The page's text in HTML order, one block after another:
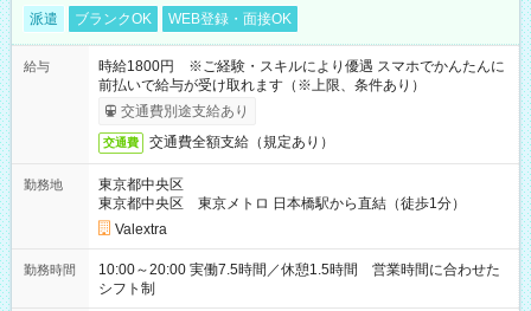
派遣 ブランクOK WEB登録・面接OK
給与
時給1800円 ※ご経験・スキルにより優遇 スマホでかんたんに
前払いで給与が受け取れます（※上限、条件あり）
交通費別途支給あり
交通費 交通費全額支給（規定あり）
勤務地
東京都中央区
東京都中央区 東京メトロ 日本橋駅から直結（徒歩1分）
Valextra
勤務時間
10:00～20:00 実働7.5時間／休憩1.5時間 営業時間に合わせた
シフト制